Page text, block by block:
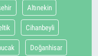
Altınekin
Cihanbeyli
Doğanhisar